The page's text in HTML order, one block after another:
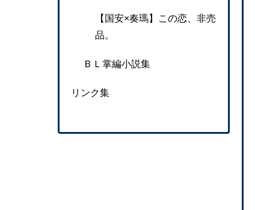
【国安×奏瑪】この恋、非売
品。
ＢＬ掌編小説集
リンク集